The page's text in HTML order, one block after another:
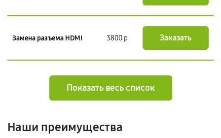
Замена разъема HDMI 3800 р Заказать
Показать весь список
Наши преимущества